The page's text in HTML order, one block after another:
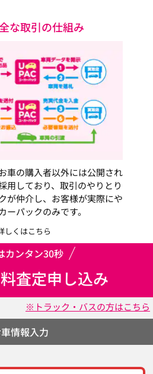
な取引の仕組み
車の購入者以外には公開され
用しており、取引のやりとり
が仲介し、お客様が実際にや
ーパックのみです。
しくはこちら
カンタン30秒
査定申し込み
※トラック・バスの方はこちら
情報入力